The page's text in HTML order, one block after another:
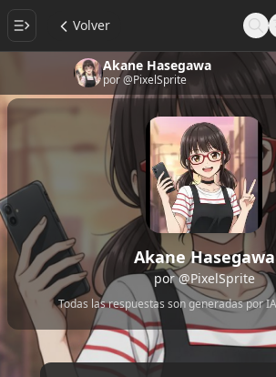
Volver
Akane Hasegawa
por@PixelSprite
Akane Hasegawa
por@PixelSprite
Todas las respuestas son generadas por